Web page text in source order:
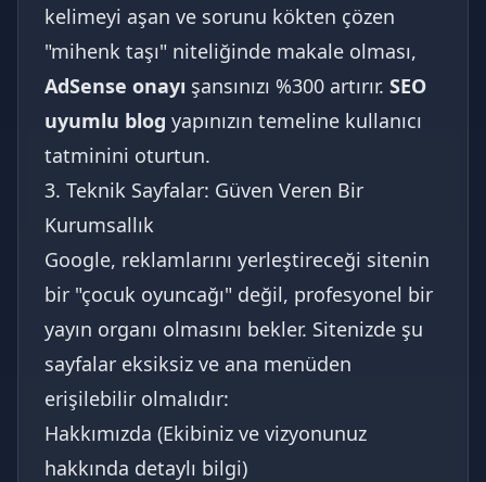
kelimeyi aşan ve sorunu kökten çözen
"mihenk taşı" niteliğinde makale olması,
AdSense onayı şansınızı %300 artırır. SEO
uyumlu blog yapınızın temeline kullanıcı
tatminini oturtun.
3. Teknik Sayfalar: Güven Veren Bir
Kurumsallık
Google, reklamlarını yerleştireceği sitenin
bir "çocuk oyuncağı" değil, profesyonel bir
yayın organı olmasını bekler. Sitenizde şu
sayfalar eksiksiz ve ana menüden
erişilebilir olmalıdır:
Hakkımızda (Ekibiniz ve vizyonunuz
hakkında detaylı bilgi)